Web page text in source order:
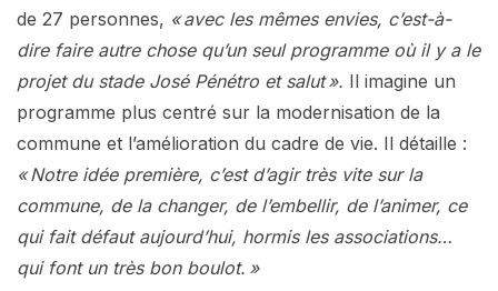
de 27 personnes, « avec les mêmes envies, c’est-à-
dire faire autre chose qu’un seul programme où il y a le
projet du stade José Pénétro et salut ». Il imagine un
programme plus centré sur la modernisation de la
commune et l’amélioration du cadre de vie. Il détaille :
« Notre idée première, c’est d’agir très vite sur la
commune, de la changer, de l’embellir, de l’animer, ce
qui fait défaut aujourd’hui, hormis les associations…
qui font un très bon boulot. »